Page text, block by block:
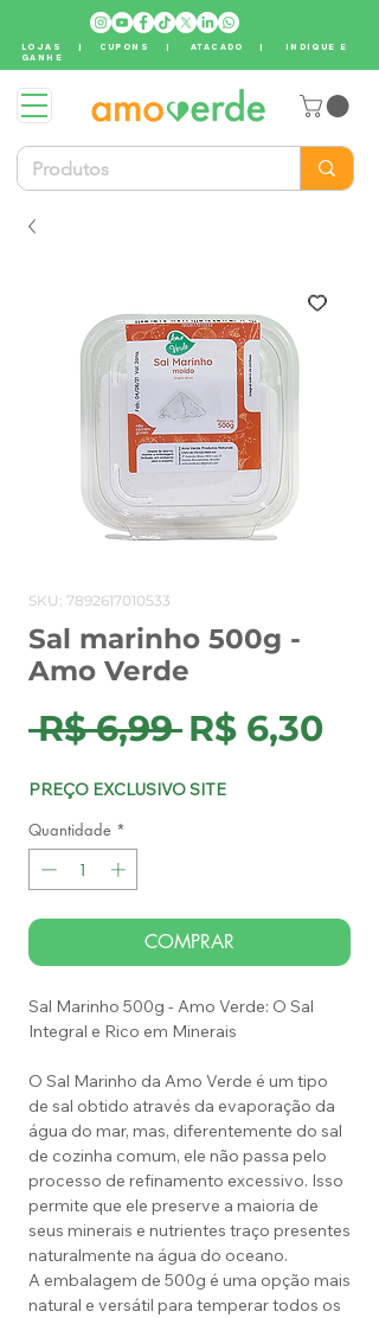
LOJAS | CUPONS |ATACADO | INDIQUE E
GANHE
SKU: 7892617010533
Sal marinho 500g -
Amo Verde
R$ 6,99 Preço
normal
R$ 6,30
PREÇO EXCLUSIVO SITE
Quantidade *
COMPRAR
Sal Marinho 500g - Amo Verde: O Sal
Integral e Rico em Minerais
O Sal Marinho da Amo Verde é um tipo
de sal obtido através da evaporação da
água do mar, mas, diferentemente do sal
de cozinha comum, ele não passa pelo
processo de refinamento excessivo. Isso
permite que ele preserve a maioria de
seus minerais e nutrientes traço presentes
naturalmente na água do oceano.
A embalagem de 500g é uma opção mais
natural e versátil para temperar todos os